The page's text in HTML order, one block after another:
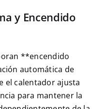
y Encendido
**encendido
automática de
el calentador ajusta
para mantener la